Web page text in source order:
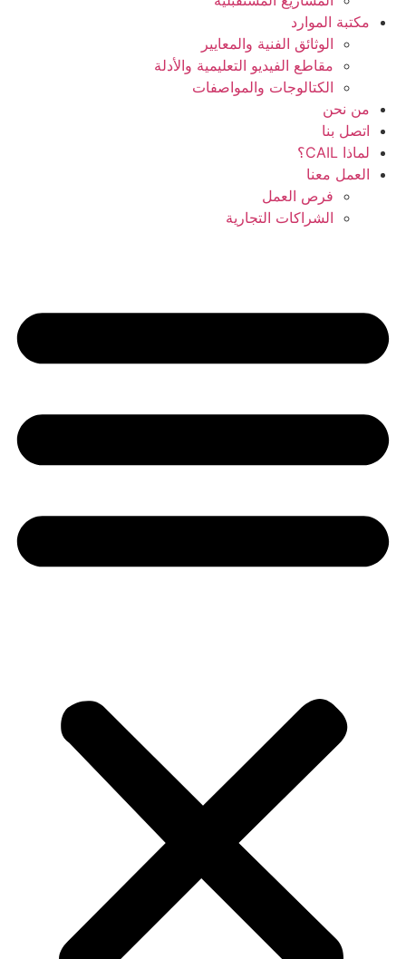
مكتبة الموارد
الوثائق الفنية والمعايير
مقاطع الفيديو التعليمية والأدلة
الكتالوجات والمواصفات
من نحن
اتصل بنا
لماذا CAIL؟
العمل معنا
فرص العمل
الشراكات التجارية